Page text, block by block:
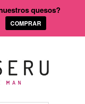
quesos?
COMPRAR